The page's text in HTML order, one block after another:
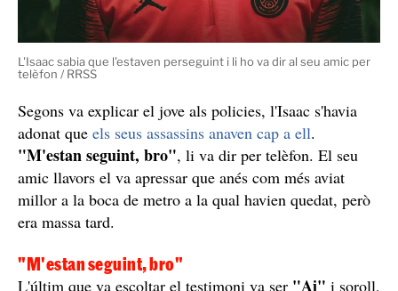
L'Isaac sabia que l'estaven perseguint i li ho va dir al seu amic per
telèfon / RRSS
Segons va explicar el jove als policies, l'Isaac s'havia
adonat que els seus assassins anaven cap a ell.
"M'estan seguint, bro", li va dir per telèfon. El seu
amic llavors el va apressar que anés com més aviat
millor a la boca de metro a la qual havien quedat, però
era massa tard.
"M'estan seguint, bro"
L'últim que va escoltar el testimoni va ser "Ai" i soroll,